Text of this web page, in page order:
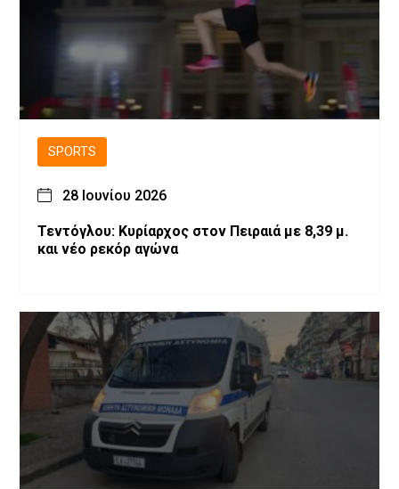
SPORTS
28 Ιουνίου 2026
Τεντόγλου: Κυρίαρχος στον Πειραιά με 8,39 μ.
και νέο ρεκόρ αγώνα